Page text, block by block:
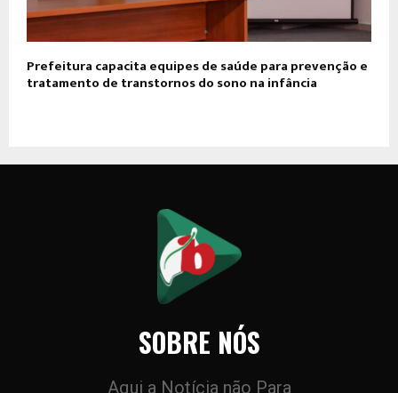
Prefeitura capacita equipes de saúde para prevenção e
tratamento de transtornos do sono na infância
SOBRE NÓS
Aqui a Notícia não Para